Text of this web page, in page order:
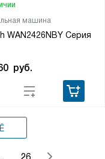
машина
WAN2426NBY Серия
руб.